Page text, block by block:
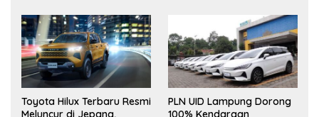
Toyota Hilux Terbaru Resmi
Meluncur di Jepang,
PLN UID Lampung Dorong
100% Kendaraan